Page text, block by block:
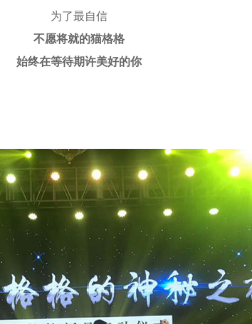
为了最自信
不愿将就的猫格格
始终在等待期许美好的你